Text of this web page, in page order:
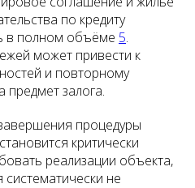
по кредиту
в полном объёме 5.
может привести к
и повторному
залога.
процедуры
критически
реализации объекта,
не